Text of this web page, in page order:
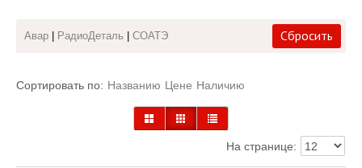
Покупка и оплата
Авар РадиоДеталь СОАТЭ Сбросить
Сортировать по: Названию Цене Наличию
На странице: